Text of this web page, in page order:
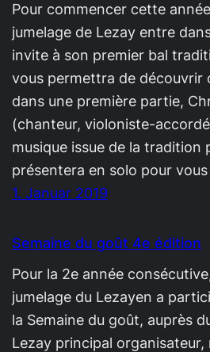
Pour commencer cette
jumelage de Lezay entre
invite à son premier bal
vous permettra de découvrir
dans une première partie,
(chanteur, violoniste-
musique issue de la tradition
présentera en solo pour
1. Januar 2019
Semaine du goût 4e édition
Pour la 2e année
jumelage du Lezayen a
la Semaine du goût, auprès
Lezay principal organisateur,